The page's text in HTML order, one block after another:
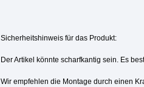
Sicherheitshinweis für das Produkt:
Der Artikel könnte scharfkantig sein. Es
Wir empfehlen die Montage durch einen